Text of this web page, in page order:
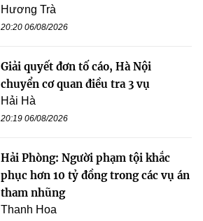
Hương Trà
20:20 06/08/2026
Giải quyết đơn tố cáo, Hà Nội
chuyển cơ quan điều tra 3 vụ
Hải Hà
20:19 06/08/2026
Hải Phòng: Người phạm tội khắc
phục hơn 10 tỷ đồng trong các vụ án
tham nhũng
Thanh Hoa